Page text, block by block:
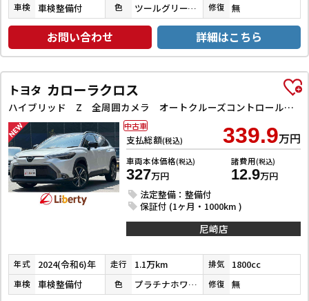
車検 車検整備付 色 ツールグリーンパールメタリック 修復 無
お問い合わせ 詳細はこちら
トヨタ カローラクロス
ハイブリッド Z 全周囲カメラ オートクルーズコントロール レーンアシスト パワーシート 衝突被害軽減システム ナビ TV オートライト LEDヘッドランプ ヘッドライトウォッシャー 電動リアゲート アルミホイール
支払総額(税込) 339.9万円
車両本体価格(税込)
327万円
諸費用(税込)
12.9万円
法定整備：整備付
保証付 (1ヶ月・1000km )
中古車
尼崎店
年式 2024(令和6)年 走行 1.1万km 排気 1800cc
車検 車検整備付 色 プラチナホワイトパールマイカ／アティチュードブラックマイカ 修復 無